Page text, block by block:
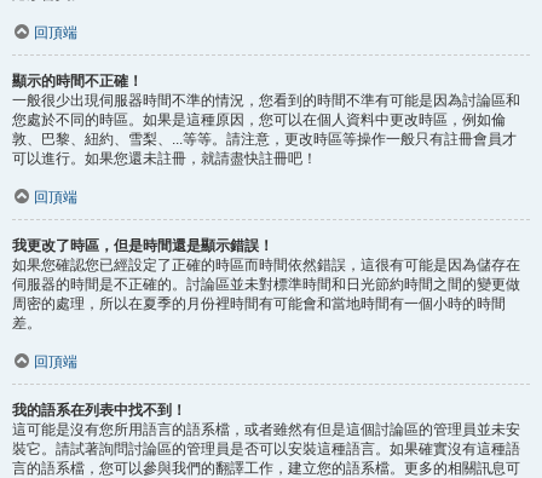
回頂端
顯示的時間不正確！
一般很少出現伺服器時間不準的情況，您看到的時間不準有可能是因為討論區和
您處於不同的時區。如果是這種原因，您可以在個人資料中更改時區，例如倫
敦、巴黎、紐約、雪梨、...等等。請注意，更改時區等操作一般只有註冊會員才
可以進行。如果您還未註冊，就請盡快註冊吧！
回頂端
我更改了時區，但是時間還是顯示錯誤！
如果您確認您已經設定了正確的時區而時間依然錯誤，這很有可能是因為儲存在
伺服器的時間是不正確的。討論區並未對標準時間和日光節約時間之間的變更做
周密的處理，所以在夏季的月份裡時間有可能會和當地時間有一個小時的時間
差。
回頂端
我的語系在列表中找不到！
這可能是沒有您所用語言的語系檔，或者雖然有但是這個討論區的管理員並未安
裝它。請試著詢問討論區的管理員是否可以安裝這種語言。如果確實沒有這種語
言的語系檔，您可以參與我們的翻譯工作，建立您的語系檔。更多的相關訊息可